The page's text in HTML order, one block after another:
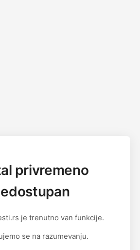
privremeno
je trenutno van funkcije.
se na razumevanju.